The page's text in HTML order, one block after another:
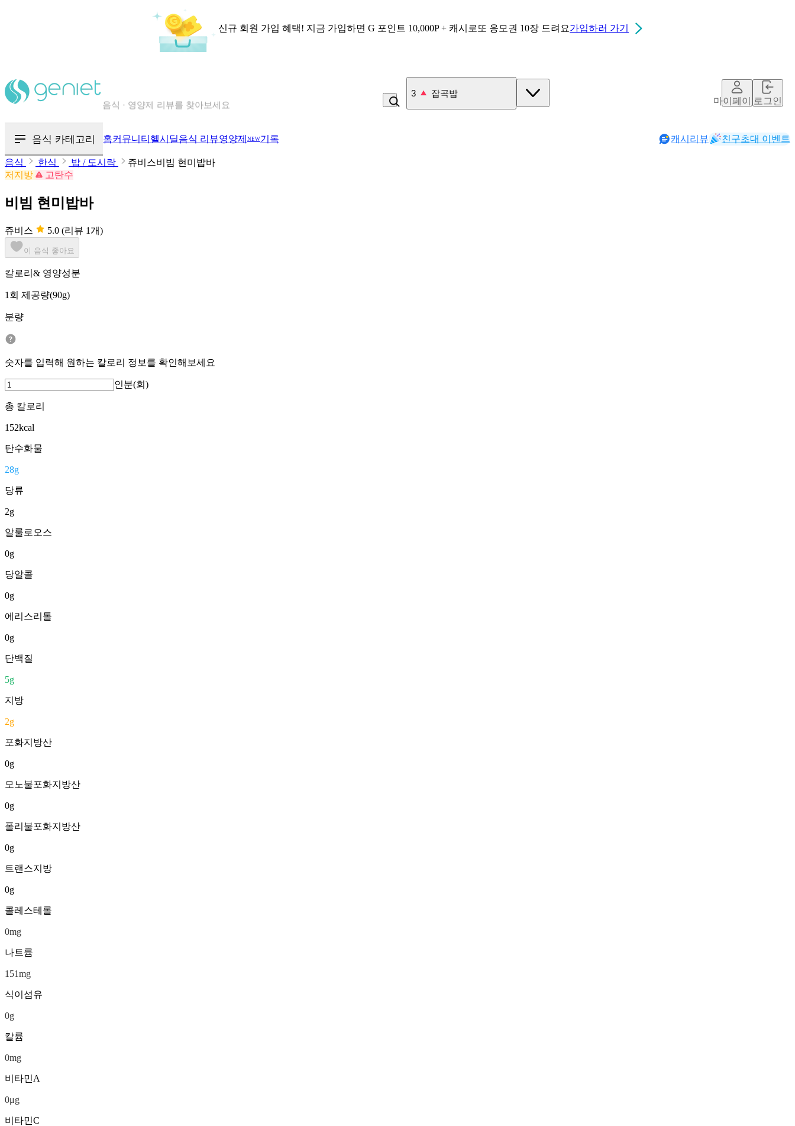
신규 회원 가입 혜택! 지금 가입하면 G 포인트 10,000P + 캐시로또 응모권 10장 드려요가입하러 가기
칼로리와 영양성분을 검색해보세요
3 잡곡밥
마이페이지로그인
음식 카테고리 홈커뮤니티 헬시딜음식 리뷰영양제 NEW기록 캐시리뷰 친구초대 이벤트
음식 한식 밥 / 도시락
쥬비스비빔 현미밥바
저지방
고탄수
비빔 현미밥바
쥬비스 5.0 (리뷰 1개)
이 음식 좋아요
칼로리& 영양성분
1회 제공량(90g)
분량
숫자를 입력해 원하는 칼로리 정보를 확인해보세요
인분(회)
총 칼로리
152kcal
탄수화물
28g
당류
2g
알룰로오스
0g
당알콜
0g
에리스리톨
0g
단백질
5g
지방
2g
포화지방산
0g
모노불포화지방산
0g
폴리불포화지방산
0g
트랜스지방
0g
콜레스테롤
0mg
나트륨
151mg
식이섬유
0g
칼륨
0mg
비타민A
0μg
비타민C